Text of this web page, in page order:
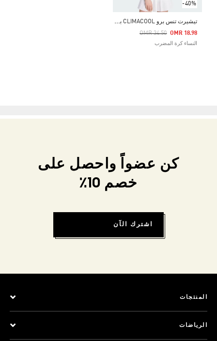
-40%
ت
يشيرت تنس برو CLIMACOOL بكم شبه كامل
Price Reduced From
OMR 34.50
To OMR 18.98
النساء كرة المضرب
كن عضواً واحصل على
خصم 10٪
اشترك الآن
المنتجات
الرياضات